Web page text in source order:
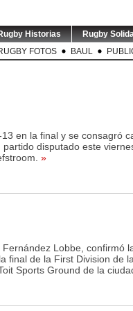
Historias Rugby
FOTOS BAUL
en la final y se consagró
disputado este
»
Lobbe, confirmó
final de la First Division de
Sports Ground de la
jugador...